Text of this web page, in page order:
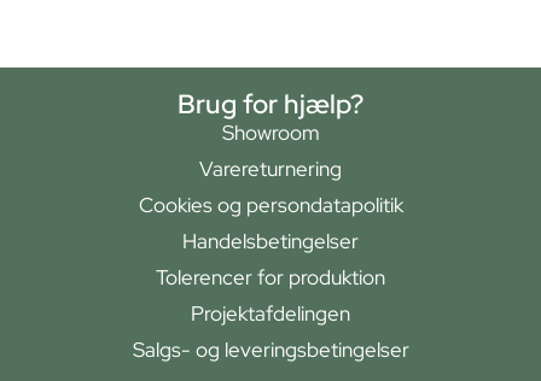
Brug for hjælp?
Showroom
Varereturnering
Cookies og persondatapolitik
Handelsbetingelser
Tolerencer for produktion
Projektafdelingen
Salgs- og leveringsbetingelser